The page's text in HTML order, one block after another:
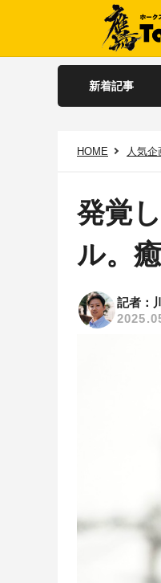
新着記事
HOME 人気企
発覚
ル。
記者：